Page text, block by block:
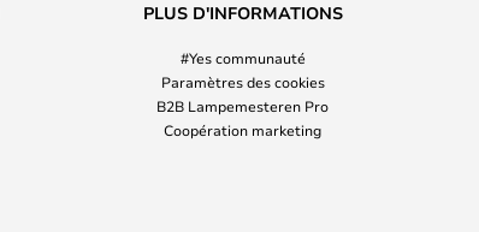
PLUS D'INFORMATIONS
#Yes communauté
Paramètres des cookies
B2B Lampemesteren Pro
Coopération marketing